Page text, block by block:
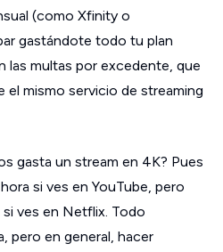
(como Xfinity o
gastándote todo tu plan
las multas por excedente, que
el mismo servicio de streaming
gasta un stream en 4K? Pues
si ves en YouTube, pero
ves en Netflix. Todo
pero en general, hacer